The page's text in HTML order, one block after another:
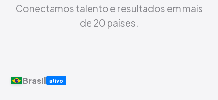
Conectamos talento e resultados em mais
de 20 países.
Brasil ativo